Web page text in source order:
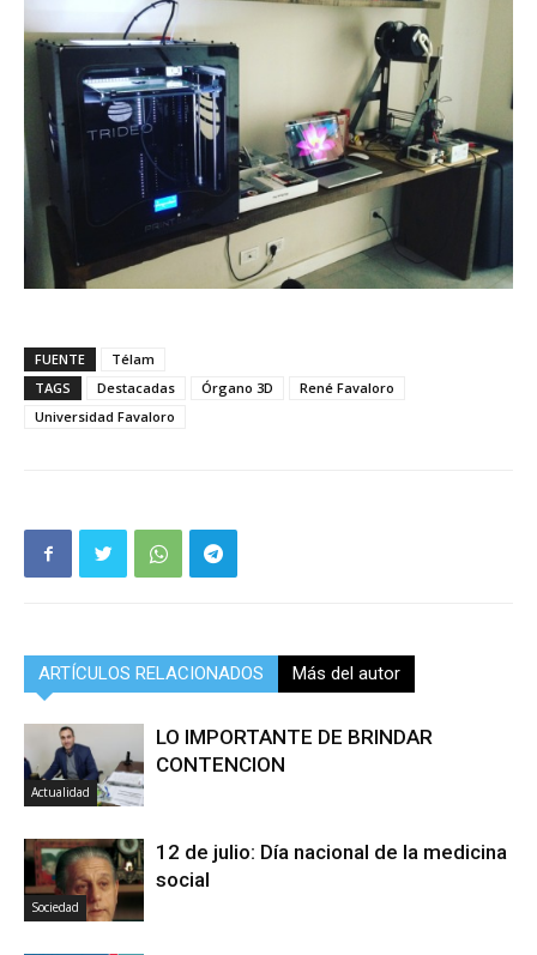
FUENTE
Télam
TAGS
Destacadas Órgano 3D
René Favaloro
Universidad Favaloro
ARTÍCULOS RELACIONADOS Más del autor
Actualidad
LO IMPORTANTE DE BRINDAR
CONTENCION
Sociedad
12 de julio: Día nacional de la medicina
social